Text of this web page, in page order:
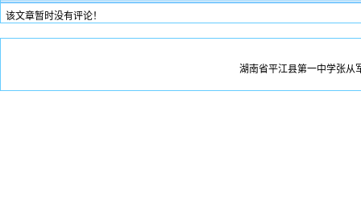
该文章暂时没有评论！
湖南省平江县第一中学张从